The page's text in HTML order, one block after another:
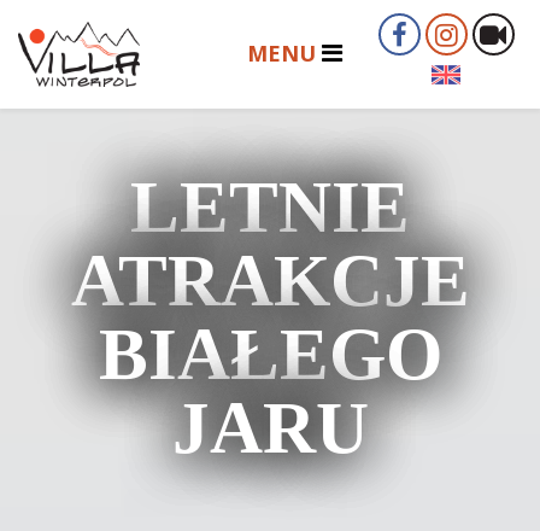
LETNIE
ATRAKCJE
BIAŁEGO
JARU